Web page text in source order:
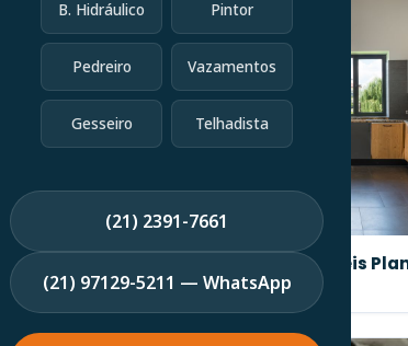
B. Hidráulico Pintor
Pedreiro Vazamentos
Gesseiro Telhadista
(21) 2391-7661
(21) 97129-5211 — WhatsApp
Fabricação de Móveis